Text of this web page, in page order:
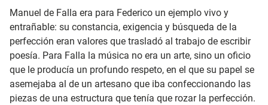
Manuel de Falla era para Federico un ejemplo vivo y
entrañable: su constancia, exigencia y búsqueda de la
perfección eran valores que trasladó al trabajo de escribir
poesía. Para Falla la música no era un arte, sino un oficio
que le producía un profundo respeto, en el que su papel se
asemejaba al de un artesano que iba confeccionando las
piezas de una estructura que tenía que rozar la perfección.